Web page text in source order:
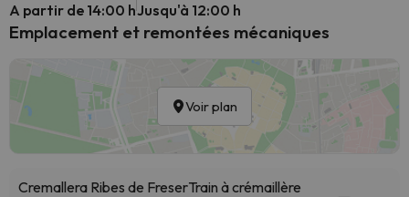
A partir de 14:00 hJusqu'à 12:00 h
Emplacement et remontées mécaniques
Voir plan
Cremallera Ribes de FreserTrain à crémaillère